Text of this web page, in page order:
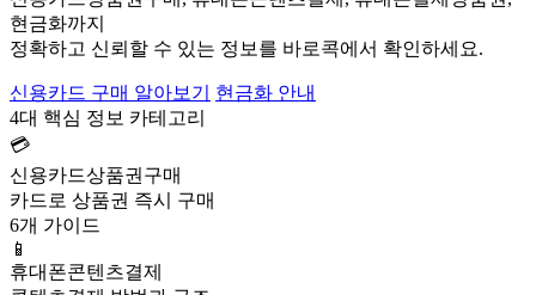
현금화까지
정확하고 신뢰할 수 있는 정보를 바로콕에서 확인하세요.
신용카드 구매 알아보기
현금화 안내
4대 핵심 정보 카테고리
💳
신용카드상품권구매
카드로 상품권 즉시 구매
6개 가이드
📱
휴대폰콘텐츠결제